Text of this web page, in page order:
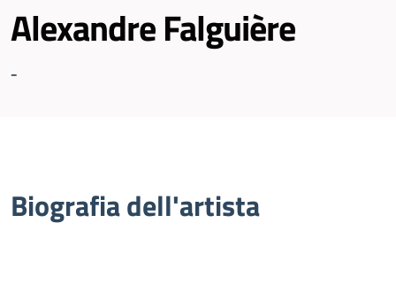
Alexandre Falguière
-
Biografia dell'artista